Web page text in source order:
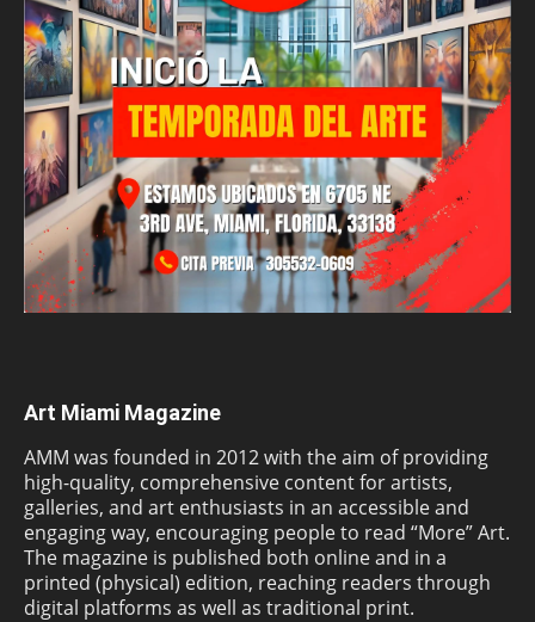
Art Miami Magazine
AMM was founded in 2012 with the aim of providing
high-quality, comprehensive content for artists,
galleries, and art enthusiasts in an accessible and
engaging way, encouraging people to read “More” Art.
The magazine is published both online and in a
printed (physical) edition, reaching readers through
digital platforms as well as traditional print.